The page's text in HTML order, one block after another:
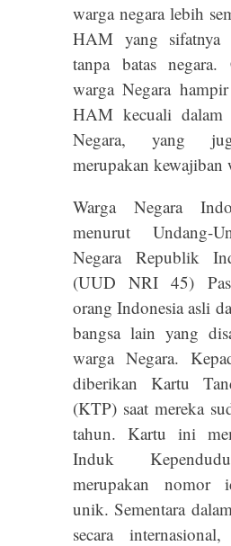
warga negara lebih
HAM yang sifatnya
tanpa batas negara.
warga Negara
HAM kecuali dalam
Negara, yang
merupakan kewajiban
Warga Negara
menurut Undang-
Negara Republik
(UUD NRI 45)
orang Indonesia asli
bangsa lain yang
warga Negara.
diberikan Kartu
(KTP) saat mereka
tahun. Kartu ini
Induk
merupakan nomor
unik. Sementara
secara